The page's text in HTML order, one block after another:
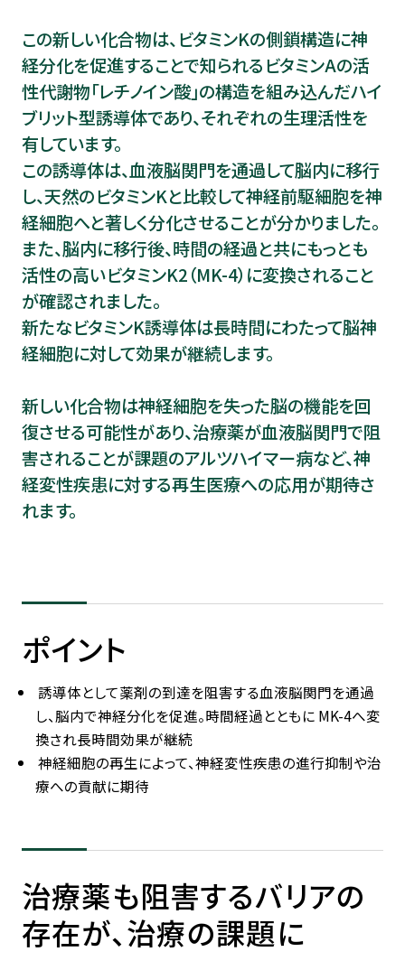
この新しい化合物は、ビタミンKの側鎖構造に神
経分化を促進することで知られるビタミンAの活
性代謝物「レチノイン酸」の構造を組み込んだハイ
ブリット型誘導体であり、それぞれの生理活性を
有しています。
この誘導体は、血液脳関門を通過して脳内に移行
し、天然のビタミンKと比較して神経前駆細胞を神
経細胞へと著しく分化させることが分かりました。
また、脳内に移行後、時間の経過と共にもっとも
活性の高いビタミンK2（MK-4）に変換されること
が確認されました。
新たなビタミンK誘導体は長時間にわたって脳神
経細胞に対して効果が継続します。
新しい化合物は神経細胞を失った脳の機能を回
復させる可能性があり、治療薬が血液脳関門で阻
害されることが課題のアルツハイマー病など、神
経変性疾患に対する再生医療への応用が期待さ
れます。
ポイント
誘導体として薬剤の到達を阻害する血液脳関門を通過
し、脳内で神経分化を促進。時間経過とともに MK-4へ変
換され長時間効果が継続
神経細胞の再生によって、神経変性疾患の進行抑制や治
療への貢献に期待
治療薬も阻害するバリアの
存在が、治療の課題に